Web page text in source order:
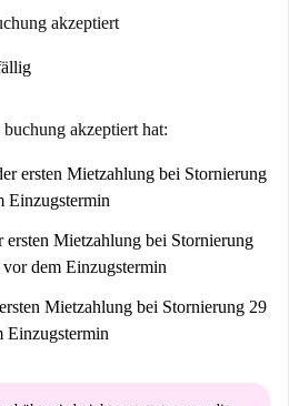
akzeptiert
akzeptiert hat:
ersten Mietzahlung bei Stornierung
Einzugstermin
ersten Mietzahlung bei Stornierung
dem Einzugstermin
Mietzahlung bei Stornierung 29
Einzugstermin